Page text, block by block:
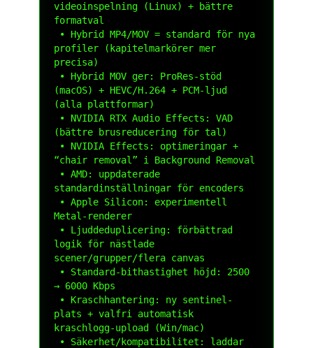
videoinspelning (Linux) + bättre
formatval
profiler (kapitelmarkörer mer
precisa)
(macOS) + HEVC/H.264 + PCM-ljud
(alla plattformar)
(bättre brusreducering för tal)
“chair removal” i Background Removal
standardinställningar för encoders
Metal-renderer
logik för nästlade
scener/grupper/flera canvas
→ 6000 Kbps
plats + valfri automatisk
kraschlogg-upload (Win/mac)